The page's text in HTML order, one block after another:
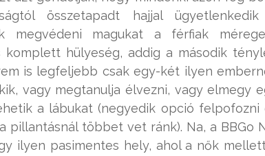
összetapadt hajjal
megvédeni magukat a férfiak
hülyeség, addig a második
is legfeljebb csak egy-két ilyen
vagy megtanulja élvezni, vagy elmegy
a lábukat (negyedik opció felpofozni
pillantásnál többet vet ránk). Na, a BBGo
ilyen pasimentes hely, ahol a nők